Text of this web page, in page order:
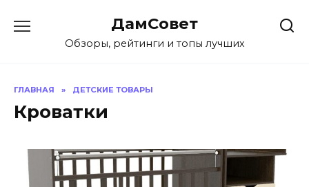
содержанию
ДамСовет
Обзоры, рейтинги и топы лучших
ГЛАВНАЯ » ДЕТСКИЕ ТОВАРЫ
Кроватки